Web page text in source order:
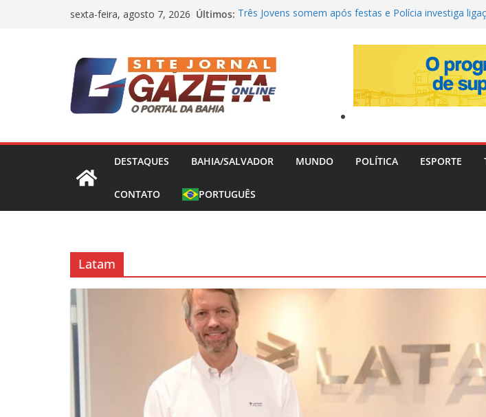
sexta-feira, agosto 7, 2026 Últimos: Três Jovens somem após festas e Polícia investiga
Mariana Rios emociona ao revelar perda gestacional
gravidez natural
Jair Ventura comemora vaga na Copa do Brasil,
Athletico e exalta variações táticas
Nikolas Ferreira tenta convencer Zema a desistir da
DESTAQUES BAHIA/SALVADOR MUNDO POLÍTICA ESPORTE
CONTATO PORTUGUÊS
Latam